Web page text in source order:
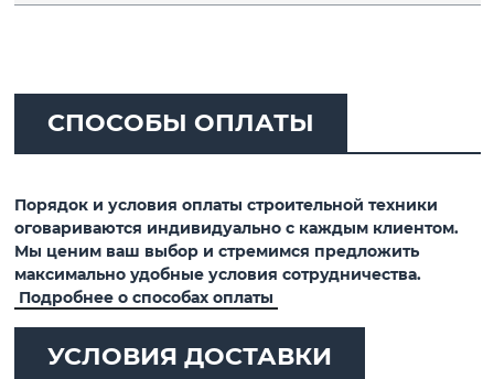
СПОСОБЫ ОПЛАТЫ
Порядок и условия оплаты строительной техники
оговариваются индивидуально с каждым клиентом.
Мы ценим ваш выбор и стремимся предложить
максимально удобные условия сотрудничества.
Подробнее о способах оплаты
УСЛОВИЯ ДОСТАВКИ